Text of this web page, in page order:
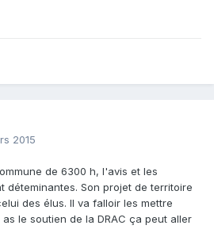
2015
de 6300 h, l'avis et les
déteminantes. Son projet de territoire
des élus. Il va falloir les mettre
le soutien de la DRAC ça peut aller